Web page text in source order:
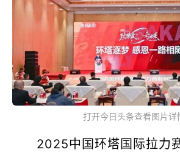
打开今日头条查看图片详
2025中国环塔国际拉力